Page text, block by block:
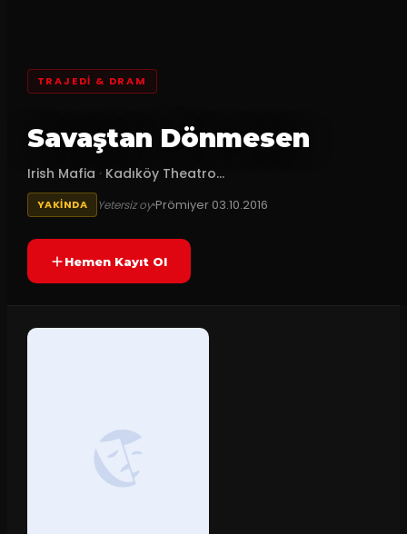
TRAJEDI & DRAM
Savaştan Dönmesen
Irish Mafia · Kadıköy Theatro...
YAKINDA Yetersiz oyPrömiyer 03.10.2016
Hemen Kayıt Ol